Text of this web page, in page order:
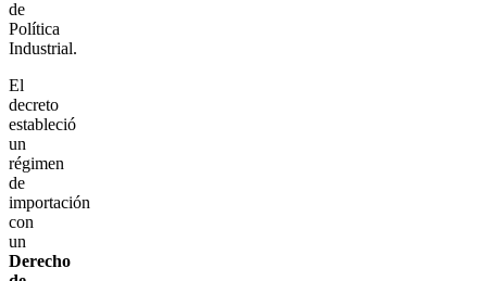
de
Política
Industrial.
El
decreto
estableció
un
régimen
de
importación
con
un
Derecho